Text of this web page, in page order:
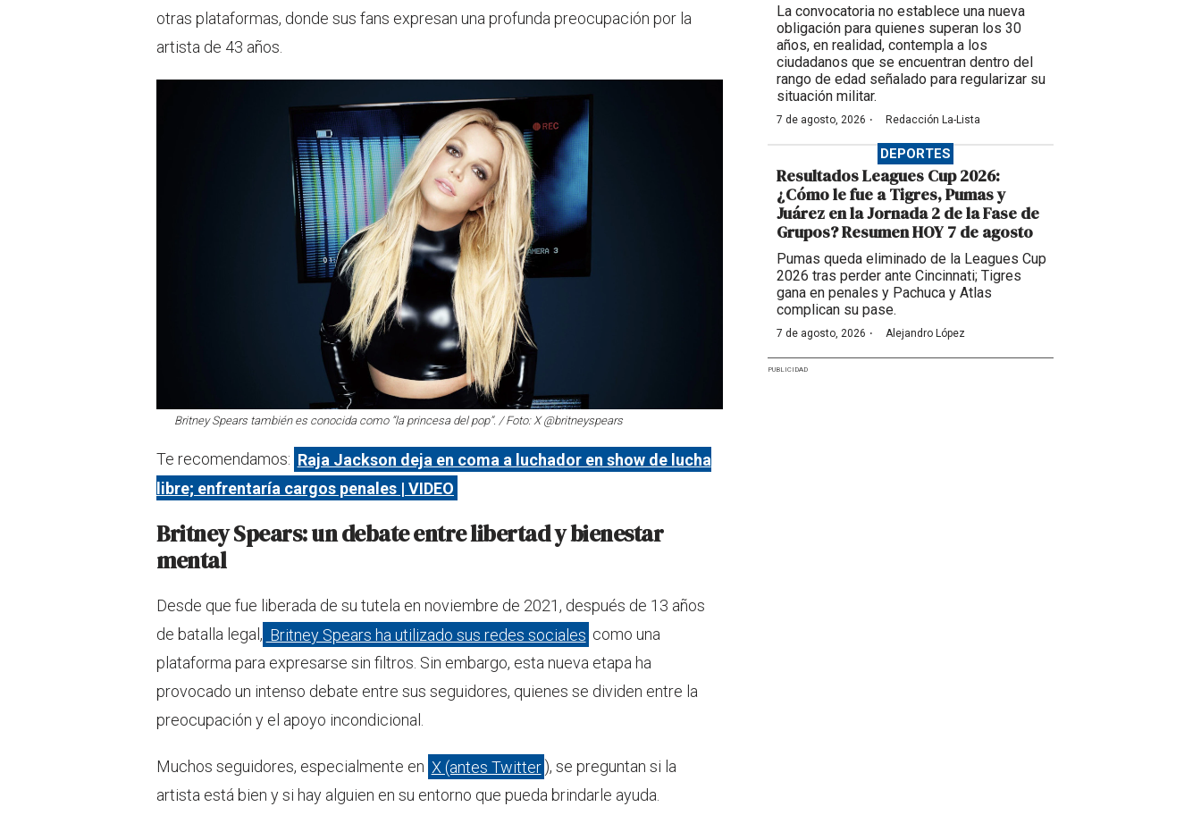
otras plataformas, donde sus fans expresan una profunda preocupación por la
artista de 43 años.
Britney Spears también es conocida como “la princesa del pop”. / Foto: X @britneyspears
Te recomendamos: Raja Jackson deja en coma a luchador en show de lucha
libre; enfrentaría cargos penales | VIDEO
Britney Spears: un debate entre libertad y bienestar
mental
Desde que fue liberada de su tutela en noviembre de 2021, después de 13 años
de batalla legal, Britney Spears ha utilizado sus redes sociales como una
plataforma para expresarse sin filtros. Sin embargo, esta nueva etapa ha
provocado un intenso debate entre sus seguidores, quienes se dividen entre la
preocupación y el apoyo incondicional.
Muchos seguidores, especialmente en X (antes Twitter ), se preguntan si la
artista está bien y si hay alguien en su entorno que pueda brindarle ayuda.
La convocatoria no establece una nueva
obligación para quienes superan los 30
años, en realidad, contempla a los
ciudadanos que se encuentran dentro del
rango de edad señalado para regularizar su
situación militar.
7 de agosto, 2026 · Redacción La-Lista
DEPORTES
Resultados Leagues Cup 2026:
¿Cómo le fue a Tigres, Pumas y
Juárez en la Jornada 2 de la Fase de
Grupos? Resumen HOY 7 de agosto
Pumas queda eliminado de la Leagues Cup
2026 tras perder ante Cincinnati; Tigres
gana en penales y Pachuca y Atlas
complican su pase.
7 de agosto, 2026 · Alejandro López
PUBLICIDAD